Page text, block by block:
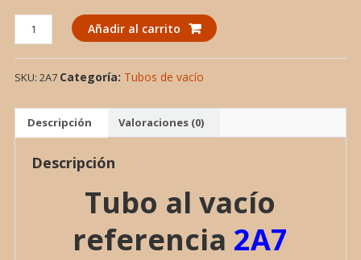
TUBO
AL
VACIO
2A7,
Añadir al carrito
SKU: 2A7 Categoría: Tubos de vacío
Descripción Valoraciones (0)
Descripción
Tubo al vacío
referencia 2A7